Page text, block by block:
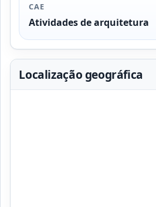
CAE
Atividades de arquitetura
Localização geográfica